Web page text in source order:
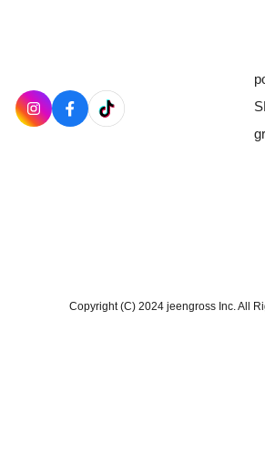
Copyright (C) 2024 jeengross Inc. All